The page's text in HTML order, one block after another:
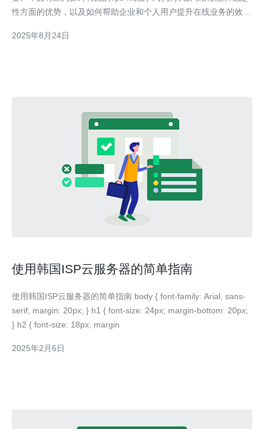
性方面的优势，以及如何帮助企业和个人用户提升在线业务的效
网络性能而闻名。首先，它们采用了先进的网络架构和高速的光纤
2025年8月24日
使用韩国ISP云服务器的简单指南
使用韩国ISP云服务器的简单指南 body { font-family: Arial, sans-
serif; margin: 20px; } h1 { font-size: 24px; margin-bottom: 20px;
} h2 { font-size: 18px; margin
2025年2月6日